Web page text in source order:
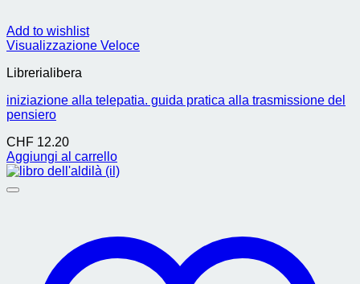
Add to wishlist
Visualizzazione Veloce
Librerialibera
iniziazione alla telepatia. guida pratica alla trasmissione del
pensiero
CHF 12.20
Aggiungi al carrello